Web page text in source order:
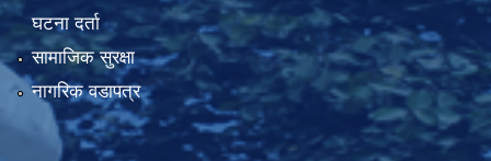
घटना दर्ता
सामाजिक सुरक्षा
नागरिक वडापत्र